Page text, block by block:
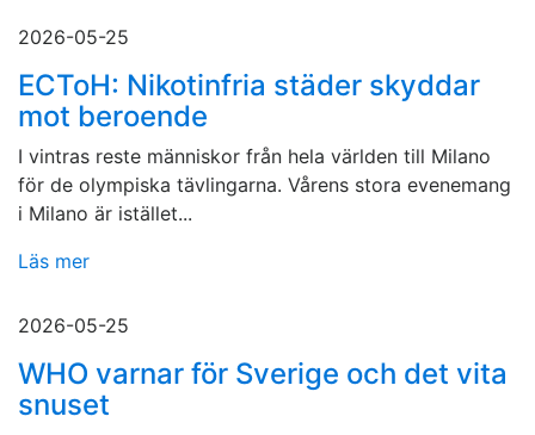
2026-05-25
ECToH: Nikotinfria städer skyddar
mot beroende
I vintras reste människor från hela världen till Milano
för de olympiska tävlingarna. Vårens stora evenemang
i Milano är istället...
Läs mer
2026-05-25
WHO varnar för Sverige och det vita
snuset